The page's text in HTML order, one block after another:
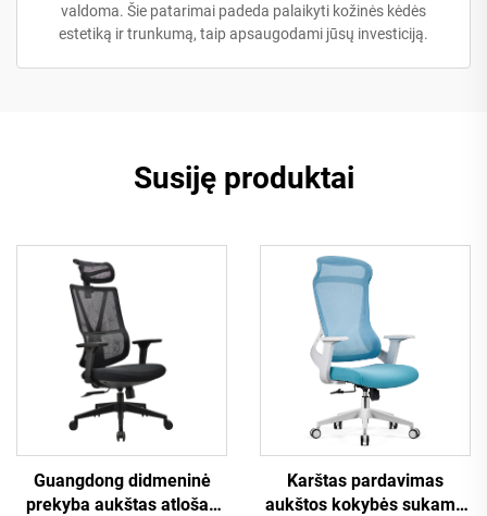
valdoma. Šie patarimai padeda palaikyti kožinės kėdės
estetiką ir trunkumą, taip apsaugodami jūsų investiciją.
Susiję produktai
Guangdong didmeninė
prekyba aukštas atlošas
Karštas pardavimas
aukštos kokybės sukama